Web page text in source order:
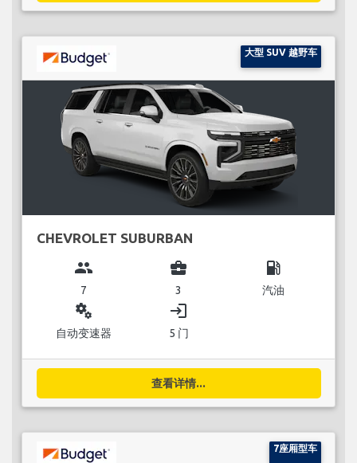
大型 SUV 越野车
CHEVROLET SUBURBAN
group
7
business_center
3
local_gas_station
汽油
miscellaneous_services
自动变速器
login
5 门
查看详情...
7座厢型车